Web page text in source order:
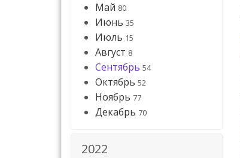
Май 80
Июнь 35
Июль 15
Август 8
Сентябрь 54
Октябрь 52
Ноябрь 77
Декабрь 70
2022